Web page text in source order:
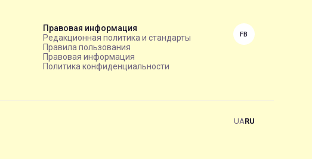
Правовая информация
Редакционная политика и стандарты
Правила пользования
Правовая информация
Политика конфиденциальности
FB
UARU